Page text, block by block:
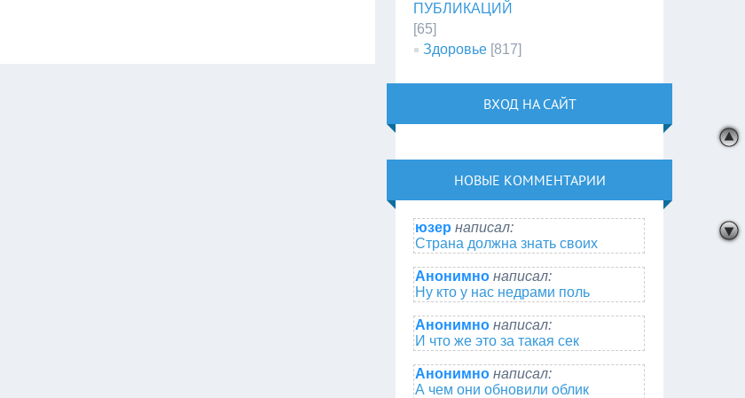
ПУБЛИКАЦИЙ
[65]
Здоровье [817]
ВХОД НА САЙТ
НОВЫЕ КОММЕНТАРИИ
юзер написал:
Страна должна знать своих
Анонимно написал:
Ну кто у нас недрами поль
Анонимно написал:
И что же это за такая сек
Анонимно написал:
А чем они обновили облик